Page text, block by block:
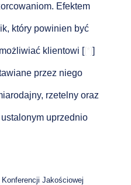
Efektem
który powinien być
klientowi [[*] ]
przez niego
rzetelny oraz
uprzednio
Jakościowej